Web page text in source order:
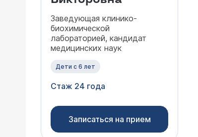
Заведующая клинико-
биохимической
лабораторией, кандидат
медицинских наук
Дети с 6 лет
Стаж 24 года
Записаться на прием